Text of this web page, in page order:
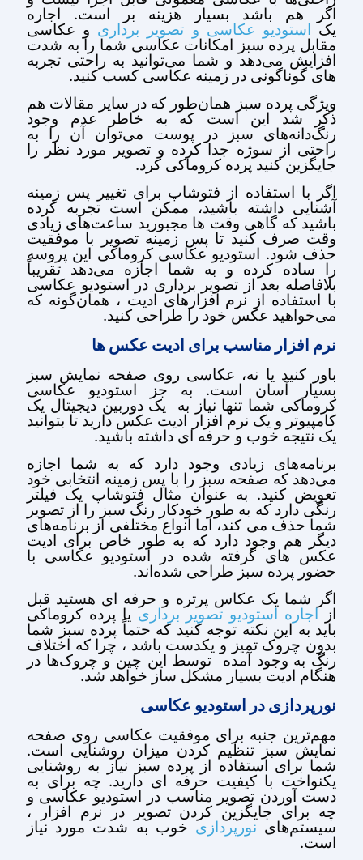
اگر هم باشد بسیار هزینه بر است. اجاره
یک استودیو عکاسی و تصویر برداری و عکاسی
مقابل پرده سبز امکانات عکاسی شما را به شدت
افزایش می‌دهد و شما می‌توانید به راحتی تجربه
های گوناگونی در زمینه عکاسی کسب کنید.
ویژگی پرده سبز همان‌طور که در سایر مقالات هم
ذکر شد این است که به خاطر عدم وجود
رنگ‌دانه‌های سبز در پوست می‌توان آن را به
راحتی از سوژه جدا کرده و تصویر مورد نظر را
جایگزین کنید پرده کروماکی کرد.
اگر با استفاده از فتوشاپ برای تغییر پس زمینه
آشنایی داشته باشید، ممکن است تجربه کرده
باشید که گاهی وقت ها مجبورید ساعت‌های زیادی
وقت صرف کنید تا پس زمینه تصویر با موفقیت
حذف شود. استودیو عکاسی کروماکی این پروسه
را ساده کرده و به شما اجازه می‌دهد تقریباً
بلافاصله بعد از تصویر برداری در استودیو عکاسی
با استفاده از نرم افزارهای ادیت ، همان‌گونه که
می‌خواهید عکس خود را طراحی کنید.
نرم افزار مناسب برای ادیت عکس ها
باور کنید یا نه، عکاسی روی صفحه نمایش سبز
بسیار آسان است. به جز استودیو عکاسی
کروماکی شما تنها نیاز به یک دوربین دیجیتال یک
کامپیوتر و یک نرم افزار ادیت عکس دارید تا بتوانید
یک نتیجه خوب و حرفه ای داشته باشید.
برنامه‌های زیادی وجود دارد که به شما اجازه
می‌دهد که صفحه سبز را با پس زمینه انتخابی خود
تعویض کنید. به عنوان مثال فتوشاپ یک فیلتر
رنگی دارد که به طور خودکار رنگ سبز را از تصویر
شما حذف می کند، اما انواع مختلفی از برنامه‌های
دیگر هم وجود دارد که به طور خاص برای ادیت
عکس های گرفته شده در استودیو عکاسی با
حضور پرده سبز طراحی شده‌اند.
اگر شما یک عکاس پرتره و حرفه ای هستید قبل
از اجاره استودیو تصویر برداری یا پرده کروماکی
باید به این نکته توجه کنید که حتماً پرده سبز شما
بدون چروک تمیز و یکدست باشد ، چرا که اختلاف
رنگ به وجود آمده توسط این چین و چروک‌ها در
هنگام ادیت بسیار مشکل ساز خواهد شد.
نورپردازی در استودیو عکاسی
مهم‌ترین جنبه برای موفقیت عکاسی روی صفحه
نمایش سبز تنظیم کردن میزان روشنایی است.
شما برای استفاده از پرده سبز نیاز به روشنایی
یکنواخت با کیفیت حرفه ای دارید. چه برای به
دست آوردن تصویر مناسب در استودیو عکاسی و
چه برای جایگزین کردن تصویر در نرم افزار ،
سیستم‌های نورپردازی خوب به شدت مورد نیاز
است.